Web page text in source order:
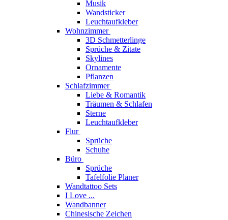
Musik
Wandsticker
Leuchtaufkleber
Wohnzimmer
3D Schmetterlinge
Sprüche & Zitate
Skylines
Ornamente
Pflanzen
Schlafzimmer
Liebe & Romantik
Träumen & Schlafen
Sterne
Leuchtaufkleber
Flur
Sprüche
Schuhe
Büro
Sprüche
Tafelfolie Planer
Wandtattoo Sets
I Love ...
Wandbanner
Chinesische Zeichen